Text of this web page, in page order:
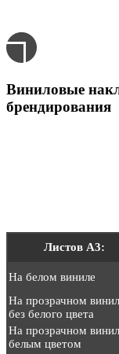
Виниловые
брендирования
Листов А3:
На белом виниле
На прозрачном
без белого цвета
На прозрачном
белым цветом